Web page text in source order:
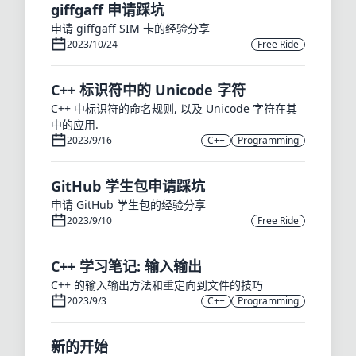
giffgaff 申请踩坑
申请 giffgaff SIM 卡的经验分享
2023/10/24 Free Ride
C++ 标识符中的 Unicode 字符
C++ 中标识符的命名规则, 以及 Unicode 字符在其
中的应用.
2023/9/16 C++ Programming
GitHub 学生包申请踩坑
申请 GitHub 学生包的经验分享
2023/9/10 Free Ride
C++ 学习笔记: 输入输出
C++ 的输入输出方法和重定向到文件的技巧
2023/9/3 C++ Programming
新的开始